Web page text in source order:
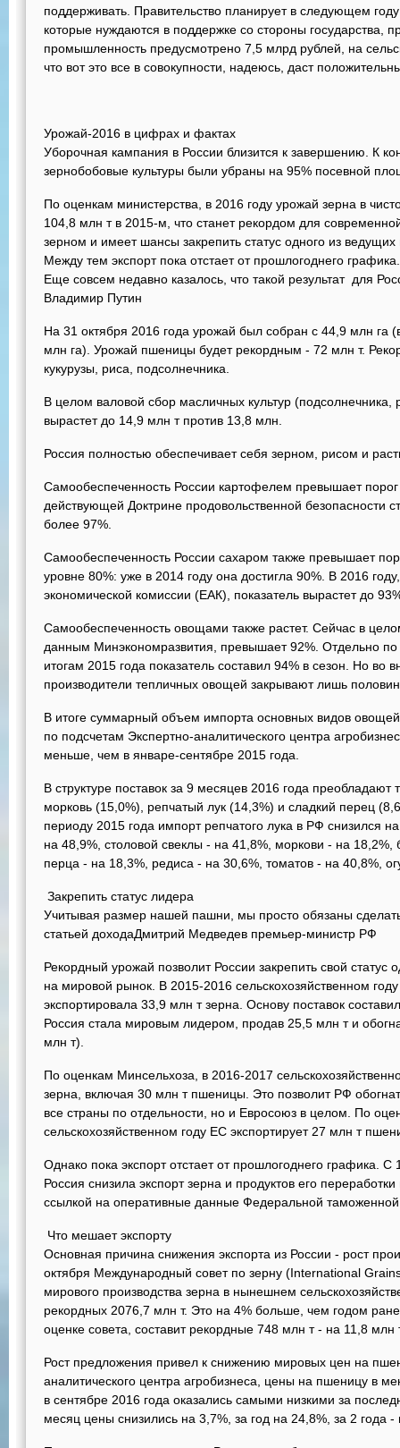
поддерживать. Правительство планирует в следующем
которые нуждаются в поддержке со стороны государства,
промышленность предусмотрено 7,5 млрд рублей, на
что вот это все в совокупности, надеюсь, даст
Урожай-2016 в цифрах и фактах
Уборочная кампания в России близится к завершению. К
зернобобовые культуры были убраны на 95% посевной
По оценкам министерства, в 2016 году урожай зерна в
104,8 млн т в 2015-м, что станет рекордом для
зерном и имеет шансы закрепить статус одного из
Между тем экспорт пока отстает от прошлогоднего
Еще совсем недавно казалось, что такой результат для
Владимир Путин
На 31 октября 2016 года урожай был собран с 44,9 млн га
млн га). Урожай пшеницы будет рекордным - 72 млн т.
кукурузы, риса, подсолнечника.
В целом валовой сбор масличных культур (подсолнечника,
вырастет до 14,9 млн т против 13,8 млн.
Россия полностью обеспечивает себя зерном, рисом и
Самообеспеченность России картофелем превышает
действующей Доктрине продовольственной безопасности
более 97%.
Самообеспеченность России сахаром также превышает
уровне 80%: уже в 2014 году она достигла 90%. В 2016
экономической комиссии (ЕАК), показатель вырастет до
Самообеспеченность овощами также растет. Сейчас в
данным Минэкономразвития, превышает 92%. Отдельно
итогам 2015 года показатель составил 94% в сезон. Но во
производители тепличных овощей закрывают лишь
В итоге суммарный объем импорта основных видов
по подсчетам Экспертно-аналитического центра
меньше, чем в январе-сентябре 2015 года.
В структуре поставок за 9 месяцев 2016 года
морковь (15,0%), репчатый лук (14,3%) и сладкий перец
периоду 2015 года импорт репчатого лука в РФ снизился
на 48,9%, столовой свеклы - на 41,8%, моркови - на 18,2%,
перца - на 18,3%, редиса - на 30,6%, томатов - на 40,8%,
Закрепить статус лидера
Учитывая размер нашей пашни, мы просто обязаны
статьей доходаДмитрий Медведев премьер-министр РФ
Рекордный урожай позволит России закрепить свой статус
на мировой рынок. В 2015-2016 сельскохозяйственном
экспортировала 33,9 млн т зерна. Основу поставок
Россия стала мировым лидером, продав 25,5 млн т и
млн т).
По оценкам Минсельхоза, в 2016-2017
зерна, включая 30 млн т пшеницы. Это позволит РФ
все страны по отдельности, но и Евросоюз в целом. По
сельскохозяйственном году ЕС экспортирует 27 млн т
Однако пока экспорт отстает от прошлогоднего графика.
Россия снизила экспорт зерна и продуктов его
ссылкой на оперативные данные Федеральной
Что мешает экспорту
Основная причина снижения экспорта из России - рост
октября Международный совет по зерну (International
мирового производства зерна в нынешнем
рекордных 2076,7 млн т. Это на 4% больше, чем годом
оценке совета, составит рекордные 748 млн т - на 11,8
Рост предложения привел к снижению мировых цен на
аналитического центра агробизнеса, цены на пшеницу в
в сентябре 2016 года оказались самыми низкими за
месяц цены снизились на 3,7%, за год на 24,8%, за 2 года